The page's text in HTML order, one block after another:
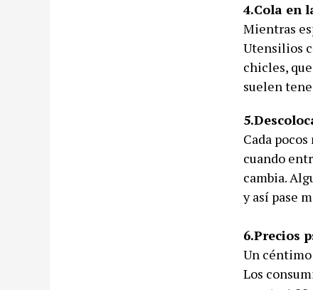
4.Cola en
Mientras
Utensilios
chicles,
suelen
Cada
cuando
cambia.
y así pase
6.Precios
Un
Los